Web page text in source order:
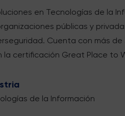
en Tecnologías de la
públicas y
Cuenta con más
certificación Great Place to
de la Información